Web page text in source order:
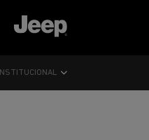
INSTITUCIONAL